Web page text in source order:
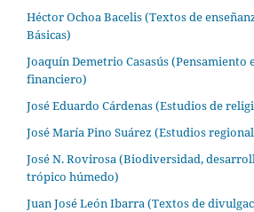
Héctor Ochoa Bacelis (Textos de
Básicas)
Joaquín Demetrio Casasús (Pensamiento
financiero)
José Eduardo Cárdenas (Estudios de
José María Pino Suárez (Estudios
José N. Rovirosa (Biodiversidad,
trópico húmedo)
Juan José León Ibarra (Textos de